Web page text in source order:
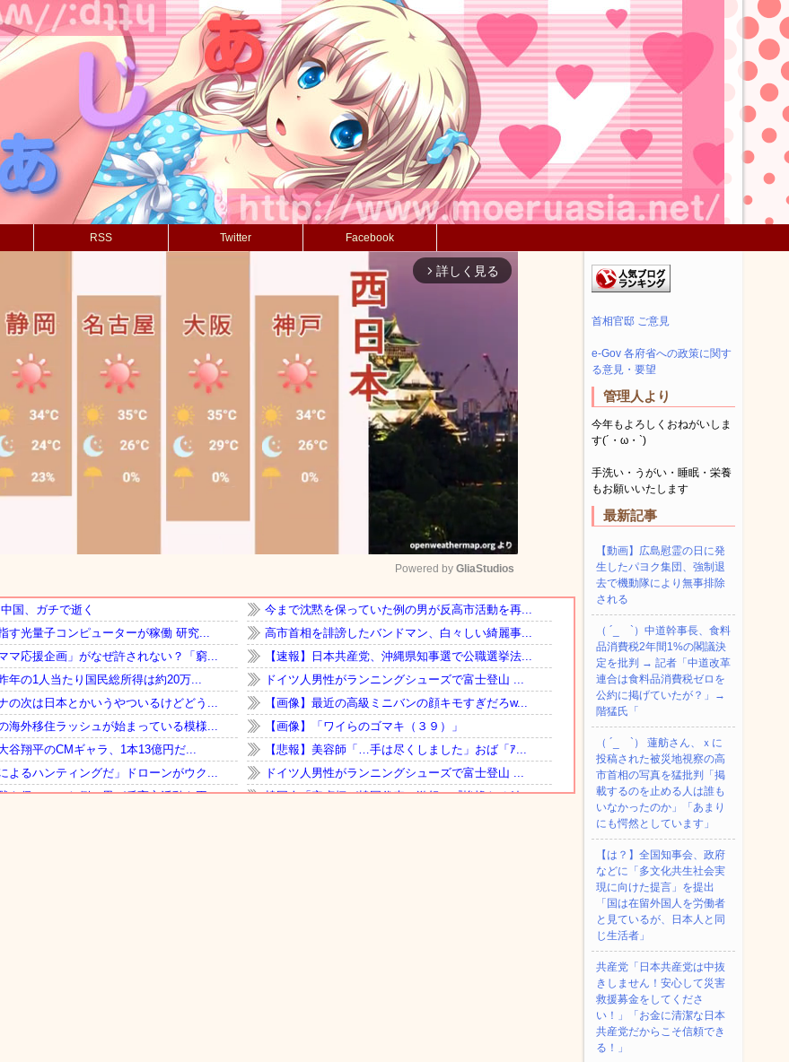
RSS Twitter Facebook
arrow_forward_ios 詳しく見る
Mute
Powered by GliaStudios
首相官邸 ご意見
e-Gov 各府省への政策に関す
る意見・要望
管理人より
今年もよろしくおねがいしま
す(´・ω・`)
手洗い・うがい・睡眠・栄養
もお願いいたします
最新記事
【動画】広島慰霊の日に発
生したパヨク集団、強制退
去で機動隊により無事排除
される
（ ´_ゝ`）中道幹事長、食料
品消費税2年間1%の閣議決
定を批判 → 記者「中道改革
連合は食料品消費税ゼロを
公約に掲げていたが？」→
階猛氏「
（ ´_ゝ`） 蓮舫さん、ｘに
投稿された被災地視察の高
市首相の写真を猛批判「掲
載するのを止める人は誰も
いなかったのか」「あまり
にも愕然としています」
【は？】全国知事会、政府
などに「多文化共生社会実
現に向けた提言」を提出
「国は在留外国人を労働者
と見ているが、日本人と同
じ生活者」
共産党「日本共産党は中抜
きしません！安心して災害
救援募金をしてくださ
い！」「お金に清潔な日本
共産党だからこそ信頼でき
る！」